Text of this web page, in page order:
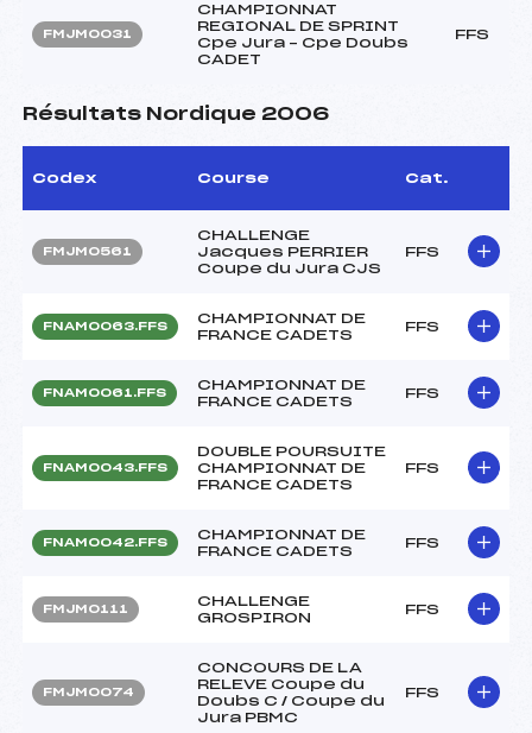
FMJM0031
CHAMPIONNAT
REGIONAL DE SPRINT
Cpe Jura – Cpe Doubs
CADET
FFS
Résultats Nordique 2006
Codex Course Cat.
FMJM0561
CHALLENGE
Jacques PERRIER
Coupe du Jura CJS
FFS
FNAM0063.FFS
CHAMPIONNAT DE
FRANCE CADETS
FFS
FNAM0061.FFS
CHAMPIONNAT DE
FRANCE CADETS
FFS
FNAM0043.FFS
DOUBLE POURSUITE
CHAMPIONNAT DE
FRANCE CADETS
FFS
FNAM0042.FFS
CHAMPIONNAT DE
FRANCE CADETS
FFS
FMJM0111
CHALLENGE
GROSPIRON
FFS
FMJM0074
CONCOURS DE LA
RELEVE Coupe du
Doubs C / Coupe du
Jura PBMC
FFS